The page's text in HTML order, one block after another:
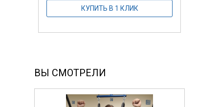
КУПИТЬ В 1 КЛИК
ВЫ СМОТРЕЛИ